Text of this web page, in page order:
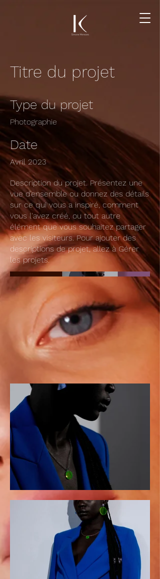
Titre du projet
Type du projet
Photographie
Date
Avril 2023
Description du projet. Présentez une
vue d'ensemble ou donnez des détails
sur ce qui vous a inspiré, comment
vous l'avez créé, ou tout autre
élément que vous souhaitez partager
avec les visiteurs. Pour ajouter des
descriptions de projet, allez à Gérer
les projets.